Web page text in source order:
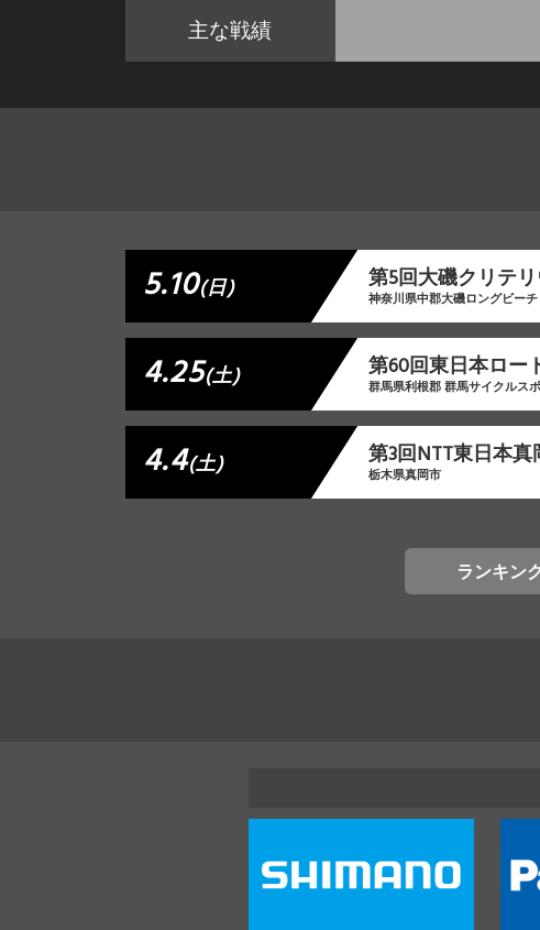
主な戦績
5.10(日) 第5回大磯クリテ
神奈川県中郡大磯ロングビー
4.25(土) 第60回東日本ロー
群馬県利根郡 群馬サイクルス
4.4(土) 第3回NTT東日本
栃木県真岡市
ランキン